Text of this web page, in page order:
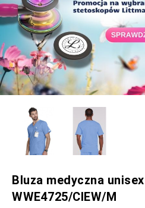
Bluza medyczna
WWE4725/CIEW/M